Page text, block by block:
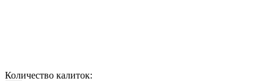
Количество калиток: